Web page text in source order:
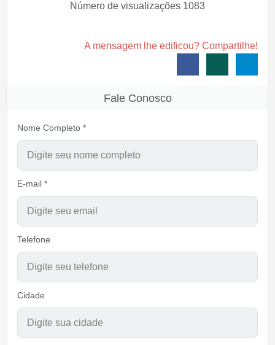
Número de visualizações 1083
A mensagem lhe edificou? Compartilhe!
Fale Conosco
Nome Completo *
E-mail *
Telefone
Cidade